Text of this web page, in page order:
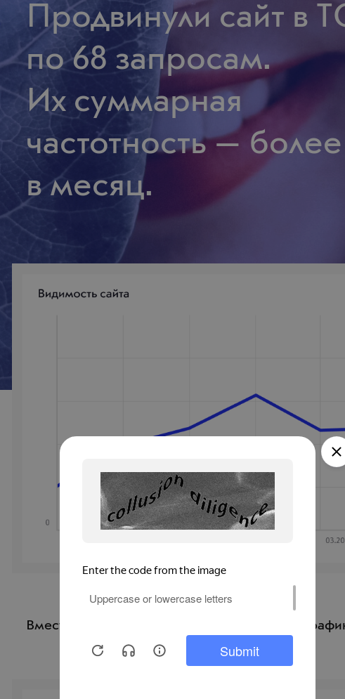
Продвинули сайт в
по 68 запросам.
Их суммарная
частотность —
в месяц.
Вместе с ростом видимости сайта вырос и